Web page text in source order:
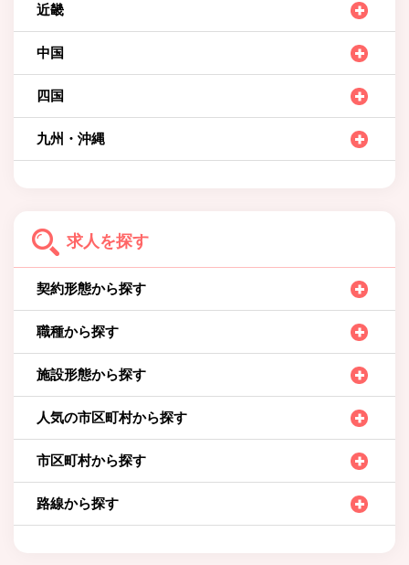
近畿
中国
四国
九州・沖縄
求人を探す
契約形態から探す
職種から探す
施設形態から探す
人気の市区町村から探す
市区町村から探す
路線から探す